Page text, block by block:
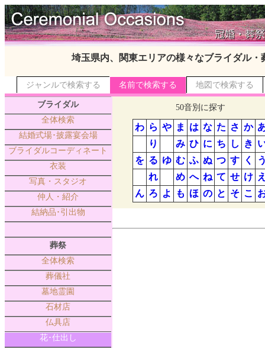
埼玉県内、関東エリアの様々なブライダル
ジャンルで検索する 名前で検索する 地図で検索する
ブライダル
全体検索
結婚式場･披露宴会場
ブライダルコーディネート
衣装
写真・スタジオ
仲人・紹介
結納品･引出物
葬祭
全体検索
葬儀社
墓地霊園
石材店
仏具店
花･仕出し
50音別に探す
わ ら や ま は な た さ か
り
み ひ に ち し き
を る ゆ む ふ ぬ つ す く
れ
め へ ね て せ け
ん ろ よ も ほ の と そ こ